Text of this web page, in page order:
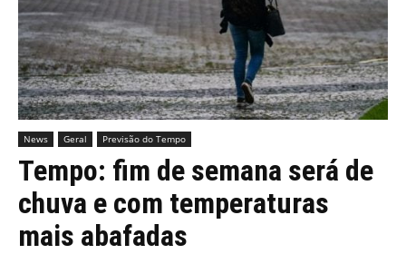
News Geral Previsão do Tempo
Tempo: fim de semana será de
chuva e com temperaturas
mais abafadas